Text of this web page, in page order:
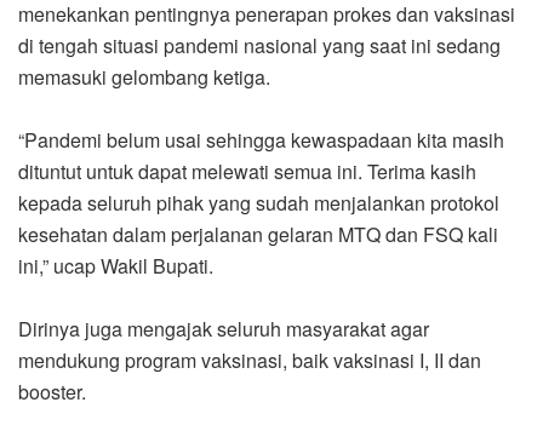
menekankan pentingnya penerapan prokes dan vaksinasi
di tengah situasi pandemi nasional yang saat ini sedang
memasuki gelombang ketiga.
“Pandemi belum usai sehingga kewaspadaan kita masih
dituntut untuk dapat melewati semua ini. Terima kasih
kepada seluruh pihak yang sudah menjalankan protokol
kesehatan dalam perjalanan gelaran MTQ dan FSQ kali
ini,” ucap Wakil Bupati.
Dirinya juga mengajak seluruh masyarakat agar
mendukung program vaksinasi, baik vaksinasi I, II dan
booster.